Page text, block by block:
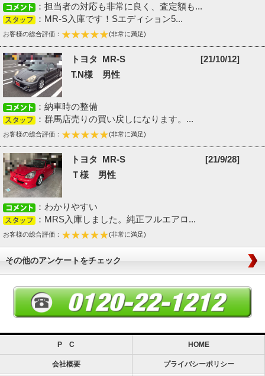
：担当者の対応も非常に良く、査定額も...
：MR-S入庫です！Sエディション5...
お客様の総合評価： (非常に満足)
トヨタ MR-S
[21/10/12]
T.N様 男性
：納車時の整備
：群馬店売りの買い戻しになります。...
お客様の総合評価： (非常に満足)
トヨタ MR-S
[21/9/28]
Ｔ様 男性
：わかりやすい
：MRS入庫しました。純正フルエアロ...
お客様の総合評価： (非常に満足)
その他のアンケートをチェック
P C HOME
会社概要 プライバシーポリシー